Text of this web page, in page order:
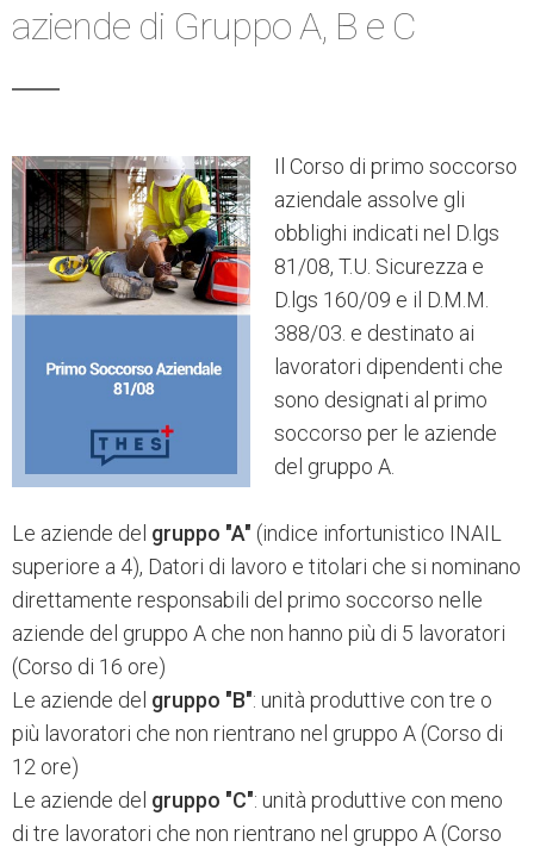
aziende di Gruppo A, B e C
Il Corso di primo soccorso
aziendale assolve gli
obblighi indicati nel D.lgs
81/08, T.U. Sicurezza e
D.lgs 160/09 e il D.M.M.
388/03. e destinato ai
lavoratori dipendenti che
sono designati al primo
soccorso per le aziende
del gruppo A.
Le aziende del gruppo "A" (indice infortunistico INAIL
superiore a 4), Datori di lavoro e titolari che si nominano
direttamente responsabili del primo soccorso nelle
aziende del gruppo A che non hanno più di 5 lavoratori
(Corso di 16 ore)
Le aziende del gruppo "B": unità produttive con tre o
più lavoratori che non rientrano nel gruppo A (Corso di
12 ore)
Le aziende del gruppo "C": unità produttive con meno
di tre lavoratori che non rientrano nel gruppo A (Corso